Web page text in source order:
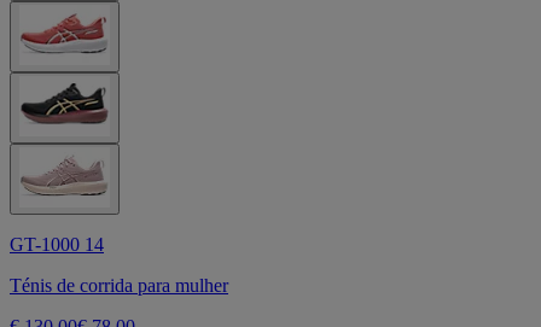
GT-1000 14
Ténis de corrida para mulher